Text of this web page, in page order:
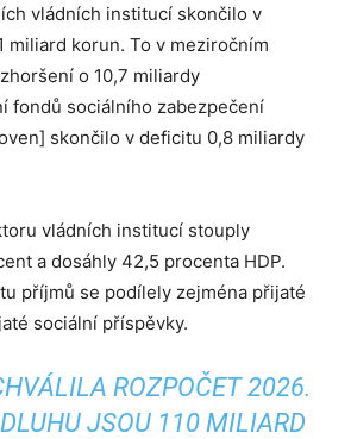
vládních institucí skončilo v
miliard korun. To v meziročním
o 10,7 miliardy
fondů sociálního zabezpečení
skončilo v deficitu 0,8 miliardy
vládních institucí stouply
a dosáhly 42,5 procenta HDP.
příjmů se podílely zejména přijaté
sociální příspěvky.
ROZPOČET 2026.
JSOU 110 MILIARD